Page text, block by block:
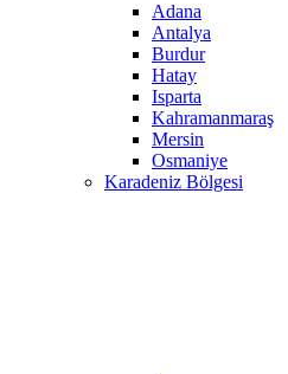
Adana
Antalya
Burdur
Hatay
Isparta
Kahramanmaraş
Mersin
Osmaniye
Karadeniz Bölgesi